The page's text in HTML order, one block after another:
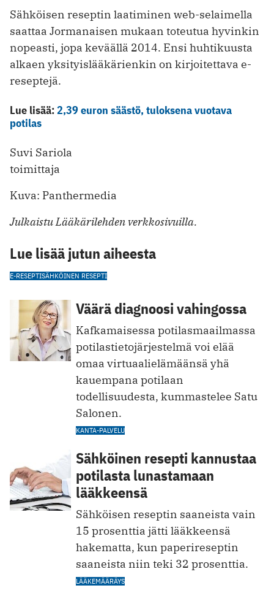
Sähköisen reseptin laatiminen web-selaimella
saattaa Jormanaisen mukaan toteutua hyvinkin
nopeasti, jopa keväällä 2014. Ensi huhtikuusta
alkaen yksityislääkärienkin on kirjoitettava e-
reseptejä.
Lue lisää:2,39 euron säästö, tuloksena vuotava
potilas
Suvi Sariola
toimittaja
Kuva: Panthermedia
Julkaistu Lääkärilehden verkkosivuilla.
Lue lisää jutun aiheesta
E-RESEPTISÄHKÖINEN RESEPTI
Väärä diagnoosi vahingossa
Kafkamaisessa potilasmaailmassa
potilastietojärjestelmä voi elää
omaa virtuaalielämäänsä yhä
kauempana potilaan
todellisuudesta, kummastelee Satu
Salonen.
KANTA-PALVELU
Sähköinen resepti kannustaa
potilasta lunastamaan
lääkkeensä
Sähköisen reseptin saaneista vain
15 prosenttia jätti lääkkeensä
hakematta, kun paperireseptin
saaneista niin teki 32 prosenttia.
LÄÄKEMÄÄRÄYS